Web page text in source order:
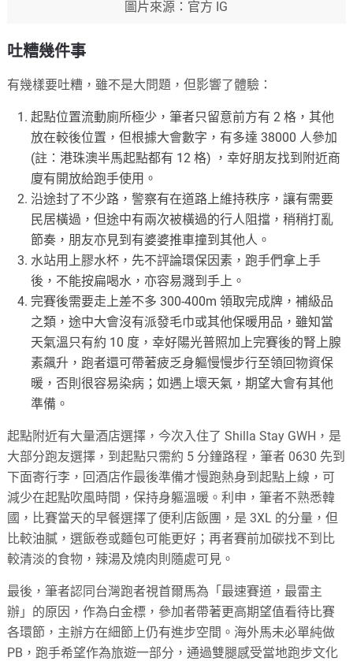
圖片來源：官方 IG
吐糟幾件事
有幾樣要吐糟，雖不是大問題，但影響了體驗：
起點位置流動廁所極少，筆者只留意前方有 2 格，其他
放在較後位置，但根據大會數字，有多達 38000 人參加
(註：港珠澳半馬起點都有 12 格) ，幸好朋友找到附近商
廈有開放給跑手使用。
沿途封了不少路，警察有在道路上維持秩序，讓有需要
民居橫過，但途中有兩次被橫過的行人阻擋，稍稍打亂
節奏，朋友亦見到有婆婆推車撞到其他人。
水站用上膠水杯，先不評論環保因素，跑手們拿上手
後，不能按扁喝水，亦容易濺到手上。
完賽後需要走上差不多 300-400m 領取完成牌，補級品
之類，途中大會沒有派發毛巾或其他保暖用品，雖知當
天氣溫只有約 10 度，幸好陽光普照加上完賽後的腎上腺
素飆升，跑者還可帶著疲乏身軀慢慢步行至領回物資保
暖，否則很容易染病；如遇上壞天氣，期望大會有其他
準備。
起點附近有大量酒店選擇，今次入住了 Shilla Stay GWH，是
大部分跑友選擇，到起點只需約 5 分鐘路程，筆者 0630 先到
下面寄行李，回酒店作最後準備才慢跑熱身到起點上線，可
減少在起點吹風時間，保持身軀溫暖。利申，筆者不熟悉韓
國，比賽當天的早餐選擇了便利店飯團，是 3XL 的分量，但
比較油膩，選飯卷或麵包可能更好；再者賽前加碳找不到比
較清淡的食物，辣湯及燒肉則隨處可見。
最後，筆者認同台灣跑者視首爾馬為「最速賽道，最雷主
辦」的原因，作為白金標，參加者帶著更高期望值看待比賽
各環節，主辦方在細節上仍有進步空間。海外馬未必單純做
PB，跑手希望作為旅遊一部分，通過雙腿感受當地跑步文化